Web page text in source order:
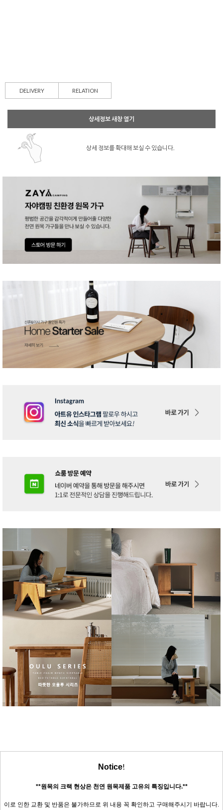
DELIVERY RELATION
상세정보 새창 열기
상세 정보를 확대해 보실 수 있습니다.
Notice!
**원목의 크랙 현상은 천연 원목제품 고유의 특징입니다.**
이로 인한 교환 및 반품은 불가하므로 위 내용 꼭 확인하고 구매해주시기 바랍니다.